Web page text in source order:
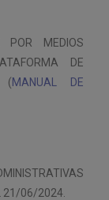
POR MEDIOS
DE
(MANUAL DE
21/06/2024.